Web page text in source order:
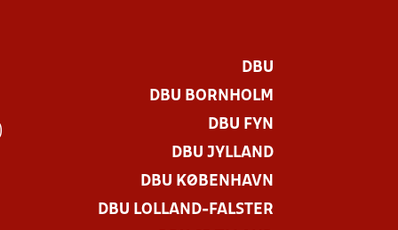
DBU
DBU BORNHOLM
DBU FYN
DBU JYLLAND
DBU KØBENHAVN
DBU LOLLAND-FALSTER